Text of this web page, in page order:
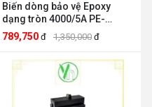
Biến dòng bảo vệ Epoxy
dạng tròn 4000/5A PE-
RCP16 Precise Electric
Precise Electric PE-RCP16
789,750 đ 1,350,000 đ